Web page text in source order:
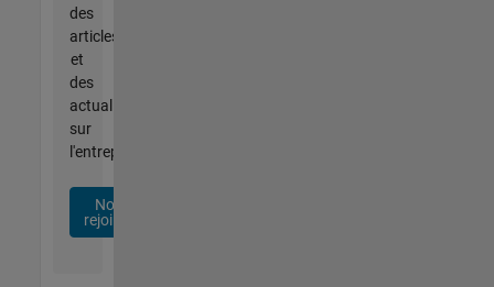
des
articles
et
des
actualités
sur
l'entreprise.
Nous
rejoindre